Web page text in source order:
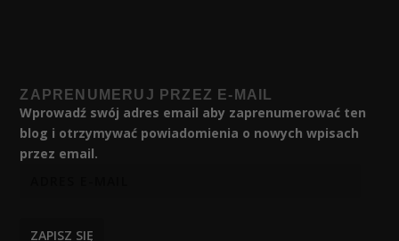
ZAPRENUMERUJ PRZEZ E-MAIL
Wprowadź swój adres email aby zaprenumerować ten
blog i otrzymywać powiadomienia o nowych wpisach
przez email.
ZAPISZ SIĘ